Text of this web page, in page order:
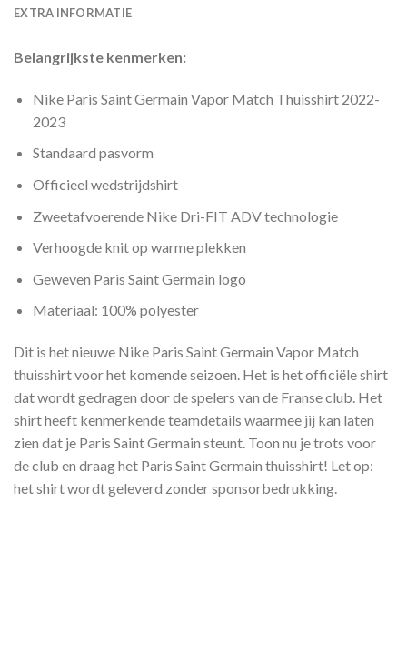
EXTRA INFORMATIE
Belangrijkste kenmerken:
Nike Paris Saint Germain Vapor Match Thuisshirt 2022-
2023
Standaard pasvorm
Officieel wedstrijdshirt
Zweetafvoerende Nike Dri-FIT ADV technologie
Verhoogde knit op warme plekken
Geweven Paris Saint Germain logo
Materiaal: 100% polyester
Dit is het nieuwe Nike Paris Saint Germain Vapor Match
thuisshirt voor het komende seizoen. Het is het officiële shirt
dat wordt gedragen door de spelers van de Franse club. Het
shirt heeft kenmerkende teamdetails waarmee jij kan laten
zien dat je Paris Saint Germain steunt. Toon nu je trots voor
de club en draag het Paris Saint Germain thuisshirt! Let op:
het shirt wordt geleverd zonder sponsorbedrukking.